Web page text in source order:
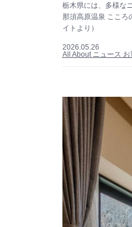
栃木県には、多様な
那須高原温泉 こころ
イトより）
2026.05.26
All About ニュース